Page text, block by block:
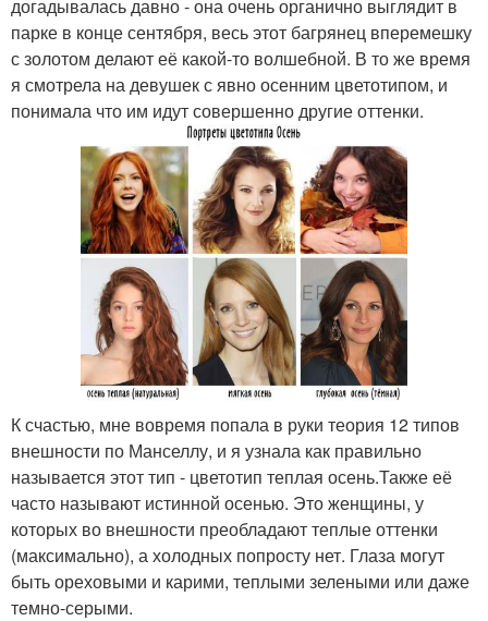
догадывалась давно - она очень органично выглядит в
парке в конце сентября, весь этот багрянец вперемешку
с золотом делают её какой-то волшебной. В то же время
я смотрела на девушек с явно осенним цветотипом, и
понимала что им идут совершенно другие оттенки.
К счастью, мне вовремя попала в руки теория 12 типов
внешности по Манселлу, и я узнала как правильно
называется этот тип - цветотип теплая осень.Также её
часто называют истинной осенью. Это женщины, у
которых во внешности преобладают теплые оттенки
(максимально), а холодных попросту нет. Глаза могут
быть ореховыми и карими, теплыми зелеными или даже
темно-серыми.